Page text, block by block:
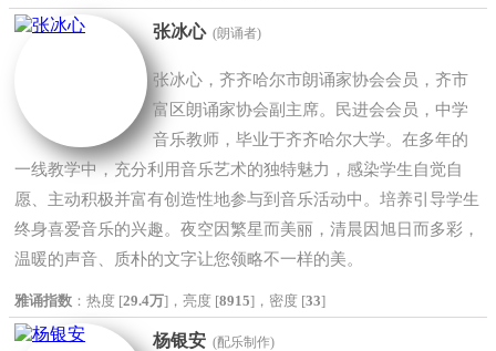
张冰心 (朗诵者)
张冰心，齐齐哈尔市朗诵家协会会员，齐市
富区朗诵家协会副主席。民进会会员，中学
音乐教师，毕业于齐齐哈尔大学。在多年的
一线教学中，充分利用音乐艺术的独特魅力，感染学生自觉自
愿、主动积极并富有创造性地参与到音乐活动中。培养引导学生
终身喜爱音乐的兴趣。夜空因繁星而美丽，清晨因旭日而多彩，
温暖的声音、质朴的文字让您领略不一样的美。
雅诵指数 ：热度 [29.4万]，亮度 [8915]，密度 [33]
杨银安 (配乐制作)